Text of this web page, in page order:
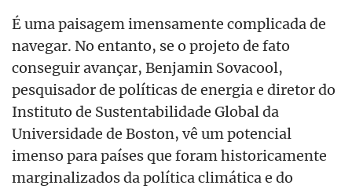
É uma paisagem imensamente complicada de
navegar. No entanto, se o projeto de fato
conseguir avançar, Benjamin Sovacool,
pesquisador de políticas de energia e diretor do
Instituto de Sustentabilidade Global da
Universidade de Boston, vê um potencial
imenso para países que foram historicamente
marginalizados da política climática e do